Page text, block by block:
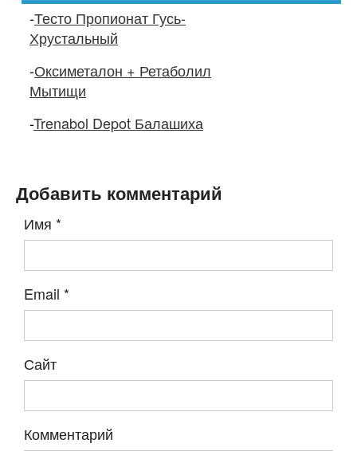
-Тесто Пропионат Гусь-
Хрустальный
-Оксиметалон + Ретаболил
Мытищи
-Trenabol Depot Балашиха
Добавить комментарий
Имя *
Email *
Сайт
Комментарий